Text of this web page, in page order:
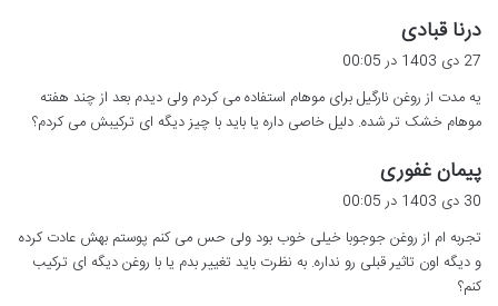
درنا قبادی
ت
:
27 دی 1403 در 00:05
یه مدت از روغن نارگیل برای موهام استفاده می کردم ولی دیدم بعد از چند هفته
موهام خشک تر شده. دلیل خاصی داره یا باید با چیز دیگه ای ترکیبش می کردم؟
پیمان غفوری
ف
:
30 دی 1403 در 00:05
تجربه ام از روغن جوجوبا خیلی خوب بود ولی حس می کنم پوستم بهش عادت کرده
و دیگه اون تاثیر قبلی رو نداره. به نظرت باید تغییر بدم یا با روغن دیگه ای ترکیب
کنم؟